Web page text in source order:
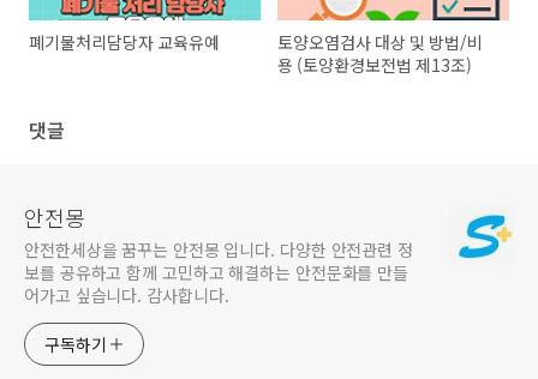
폐기물처리담당자 교육유예
토양오염검사 대상 및 방법/비
용 (토양환경보전법 제13조)
댓글
안전몽
안전한세상을 꿈꾸는 안전몽 입니다. 다양한 안전관련 정
보를 공유하고 함께 고민하고 해결하는 안전문화를 만들
어가고 싶습니다. 감사합니다.
구독하기